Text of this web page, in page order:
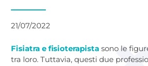
21/07/2022
Fisiatra e fisioterapista sono le
tra loro. Tuttavia, questi due